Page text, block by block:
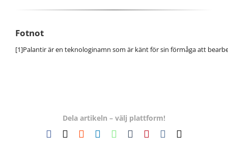
Fotnot
[1]Palantir är en teknologinamn som är känt för sin förmåga att
Dela artikeln – välj plattform!
Facebook RedditLinkedInWhatsApp
TumblrPinterest
Vk